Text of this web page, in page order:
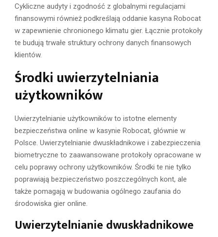
Cykliczne audyty i zgodność z globalnymi regulacjami
finansowymi również podkreślają oddanie kasyna Robocat
w zapewnienie chronionego klimatu gier. Łącznie protokoły
te budują trwałe struktury ochrony danych finansowych
klientów.
Środki uwierzytelniania
użytkowników
Uwierzytelnianie użytkowników to istotne elementy
bezpieczeństwa online w kasynie Robocat, głównie w
Polsce. Uwierzytelnianie dwuskładnikowe i zabezpieczenia
biometryczne to zaawansowane protokoły opracowane w
celu poprawy ochrony użytkowników. Środki te nie tylko
poprawiają bezpieczeństwo poszczególnych kont, ale
także pomagają w budowania ogólnego zaufania do
środowiska gier online.
Uwierzytelnianie dwuskładnikowe